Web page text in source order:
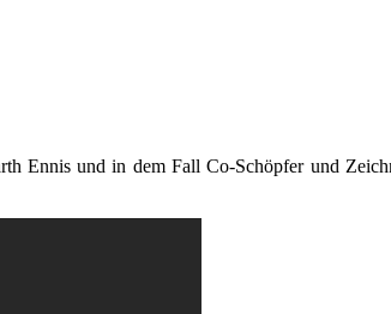
Ennis und in dem Fall Co-Schöpfer und